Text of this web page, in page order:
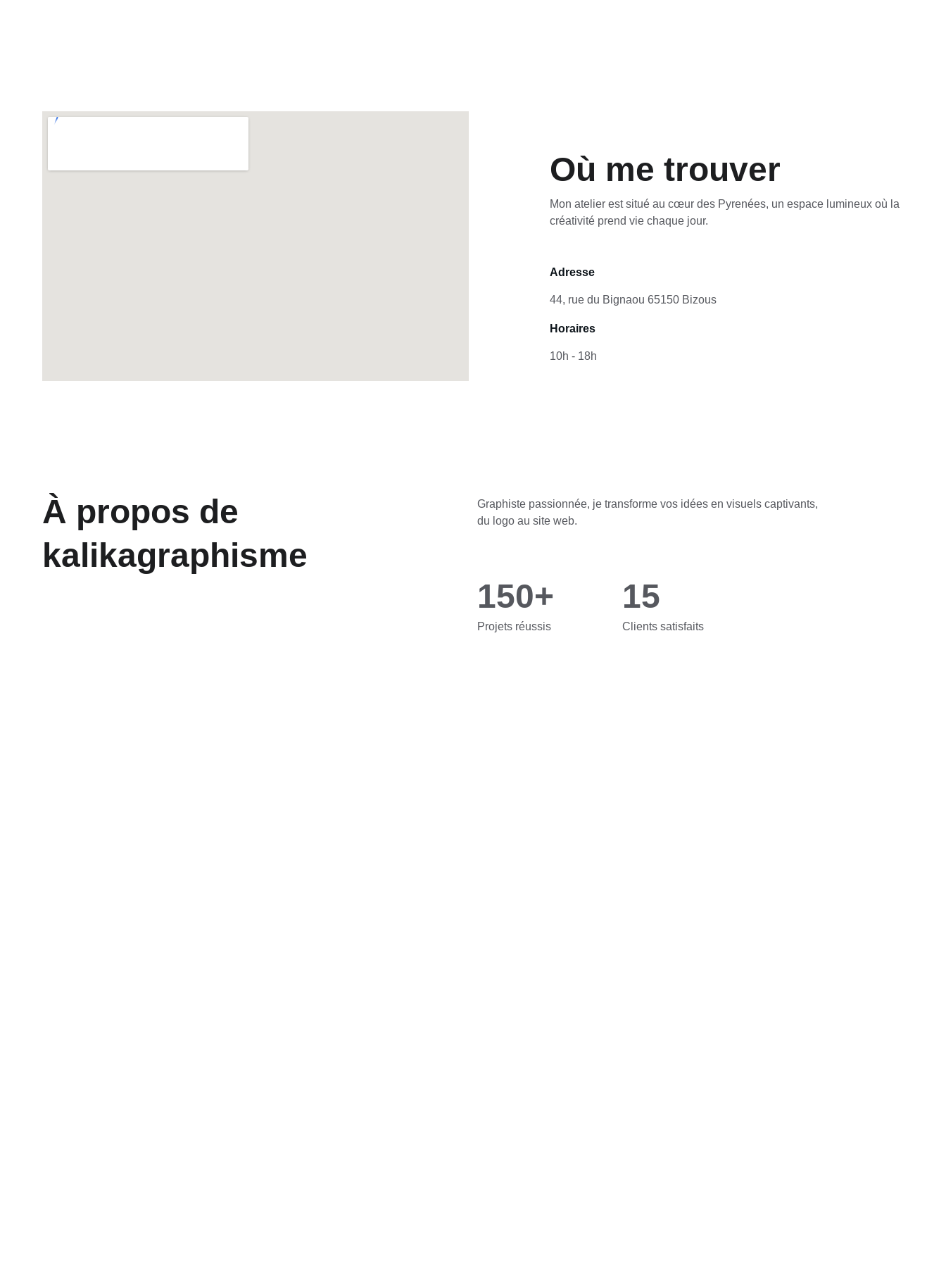
Où me trouver
Mon atelier est situé au cœur des Pyrenées, un espace lumineux où la
créativité prend vie chaque jour.
Adresse
44, rue du Bignaou 65150 Bizous
Horaires
10h - 18h
À propos de
kalikagraphisme
Graphiste passionnée, je transforme vos idées en visuels captivants,
du logo au site web.
150+ 15
Clients satisfaits
Projets réussis